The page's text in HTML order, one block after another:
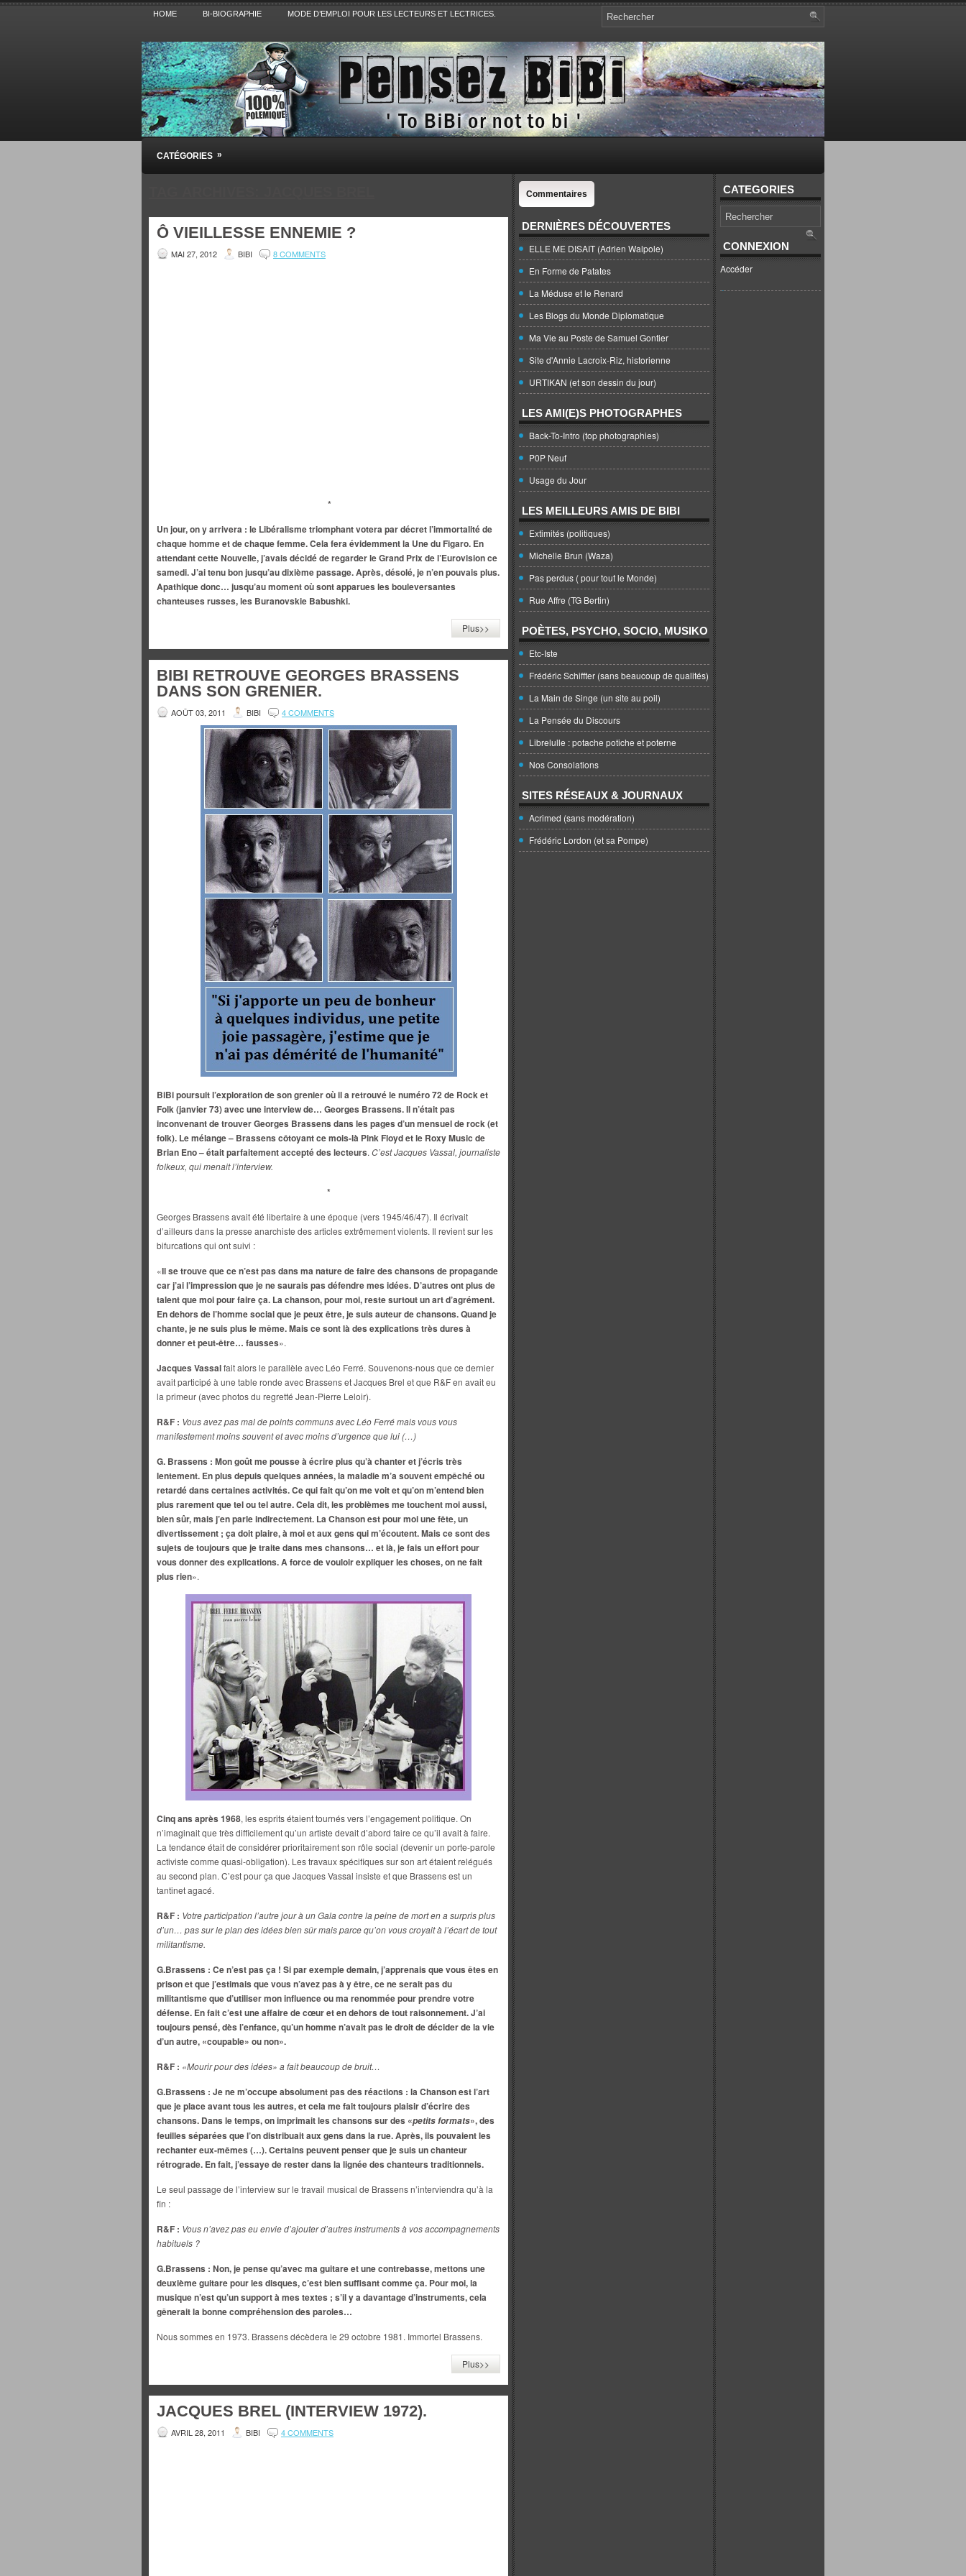
HOME BI-BIOGRAPHIE MODE D’EMPLOI POUR LES LECTEURS ET LECTRICES.
Pensez BiBi
Blog polémique sur l'Actualité, la Culture, la Politique, le Sport,. Avec Revue de presse et de blogs.
CATÉGORIES »
Ô VIEILLESSE ENNEMIE ?
MAI 27, 2012 BIBI 8 COMMENTS
*
Un jour, on y arrivera : le Libéralisme triomphant votera par décret l’immortalité de
chaque homme et de chaque femme. Cela fera évidemment la Une du Figaro. En
attendant cette Nouvelle, j’avais décidé de regarder le Grand Prix de l’Eurovision ce
samedi. J’ai tenu bon jusqu’au dixième passage. Après, désolé, je n’en pouvais plus.
Apathique donc… jusqu’au moment où sont apparues les bouleversantes
chanteuses russes, les Buranovskie Babushki.
Plus>>
BIBI RETROUVE GEORGES BRASSENS
DANS SON GRENIER.
AOÛT 03, 2011 BIBI 4 COMMENTS
BiBi poursuit l’exploration de son grenier où il a retrouvé le numéro 72 de Rock et
Folk (janvier 73) avec une interview de… Georges Brassens. Il n’était pas
inconvenant de trouver Georges Brassens dans les pages d’un mensuel de rock (et
folk). Le mélange – Brassens côtoyant ce mois-là Pink Floyd et le Roxy Music de
Brian Eno – était parfaitement accepté des lecteurs. C’est Jacques Vassal, journaliste
folkeux, qui menait l’interview.
*
Georges Brassens avait été libertaire à une époque (vers 1945/46/47). Il écrivait
d’ailleurs dans la presse anarchiste des articles extrêmement violents. Il revient sur les
bifurcations qui ont suivi :
«Il se trouve que ce n’est pas dans ma nature de faire des chansons de propagande
car j’ai l’impression que je ne saurais pas défendre mes idées. D’autres ont plus de
talent que moi pour faire ça. La chanson, pour moi, reste surtout un art d’agrément.
En dehors de l’homme social que je peux être, je suis auteur de chansons. Quand je
chante, je ne suis plus le même. Mais ce sont là des explications très dures à
donner et peut-être… fausses».
Jacques Vassalfait alors le parallèle avec Léo Ferré. Souvenons-nous que ce dernier
avait participé à une table ronde avec Brassens et Jacques Brel et que R&F en avait eu
la primeur (avec photos du regretté Jean-Pierre Leloir).
R&F : Vous avez pas mal de points communs avec Léo Ferré mais vous vous
manifestement moins souvent et avec moins d’urgence que lui (…)
G. Brassens : Mon goût me pousse à écrire plus qu’à chanter et j’écris très
lentement. En plus depuis quelques années, la maladie m’a souvent empêché ou
retardé dans certaines activités. Ce qui fait qu’on me voit et qu’on m’entend bien
plus rarement que tel ou tel autre. Cela dit, les problèmes me touchent moi aussi,
bien sûr, mais j’en parle indirectement. La Chanson est pour moi une fête, un
divertissement ; ça doit plaire, à moi et aux gens qui m’écoutent. Mais ce sont des
sujets de toujours que je traite dans mes chansons… et là, je fais un effort pour
vous donner des explications. A force de vouloir expliquer les choses, on ne fait
plus rien».
Cinq ans après 1968, les esprits étaient tournés vers l’engagement politique. On
n’imaginait que très difficilement qu’un artiste devait d’abord faire ce qu’il avait à faire.
La tendance était de considérer prioritairement son rôle social (devenir un porte-parole
activiste comme quasi-obligation). Les travaux spécifiques sur son art étaient relégués
au second plan. C’est pour ça que Jacques Vassal insiste et que Brassens est un
tantinet agacé.
R&F : Votre participation l’autre jour à un Gala contre la peine de mort en a surpris plus
d’un… pas sur le plan des idées bien sûr mais parce qu’on vous croyait à l’écart de tout
militantisme.
G.Brassens : Ce n’est pas ça ! Si par exemple demain, j’apprenais que vous êtes en
prison et que j’estimais que vous n’avez pas à y être, ce ne serait pas du
militantisme que d’utiliser mon influence ou ma renommée pour prendre votre
défense. En fait c’est une affaire de cœur et en dehors de tout raisonnement. J’ai
toujours pensé, dès l’enfance, qu’un homme n’avait pas le droit de décider de la vie
d’un autre, «coupable» ou non».
R&F : «Mourir pour des idées» a fait beaucoup de bruit…
G.Brassens : Je ne m’occupe absolument pas des réactions : la Chanson est l’art
que je place avant tous les autres, et cela me fait toujours plaisir d’écrire des
chansons. Dans le temps, on imprimait les chansons sur des «petits formats», des
feuilles séparées que l’on distribuait aux gens dans la rue. Après, ils pouvaient les
rechanter eux-mêmes (…). Certains peuvent penser que je suis un chanteur
rétrograde. En fait, j’essaye de rester dans la lignée des chanteurs traditionnels.
Le seul passage de l’interview sur le travail musical de Brassens n’interviendra qu’à la
fin :
R&F : Vous n’avez pas eu envie d’ajouter d’autres instruments à vos accompagnements
habituels ?
G.Brassens : Non, je pense qu’avec ma guitare et une contrebasse, mettons une
deuxième guitare pour les disques, c’est bien suffisant comme ça. Pour moi, la
musique n’est qu’un support à mes textes ; s’il y a davantage d’instruments, cela
gênerait la bonne compréhension des paroles…
Nous sommes en 1973. Brassens décèdera le 29 octobre 1981. Immortel Brassens.
Plus>>
JACQUES BREL (INTERVIEW 1972).
AVRIL 28, 2011 BIBI 4 COMMENTS
Commentaires
DERNIÈRES DÉCOUVERTES
ELLE ME DISAIT (Adrien Walpole)
En Forme de Patates
La Méduse et le Renard
Les Blogs du Monde Diplomatique
Ma Vie au Poste de Samuel Gontier
Site d'Annie Lacroix-Riz, historienne
URTIKAN (et son dessin du jour)
LES AMI(E)S PHOTOGRAPHES
Back-To-Intro (top photographies)
P0P Neuf
Usage du Jour
LES MEILLEURS AMIS DE BIBI
Extimités (politiques)
Michelle Brun (Waza)
Pas perdus ( pour tout le Monde)
Rue Affre (TG Bertin)
POÈTES, PSYCHO, SOCIO, MUSIKO
Etc-Iste
Frédéric Schiffter (sans beaucoup de qualités)
La Main de Singe (un site au poil)
La Pensée du Discours
Librelulle : potache potiche et poterne
Nos Consolations
SITES RÉSEAUX & JOURNAUX
Acrimed (sans modération)
Frédéric Lordon (et sa Pompe)
CATEGORIES
CONNEXION
Accéder